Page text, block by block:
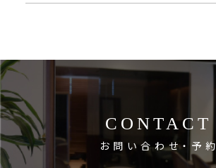
CONTACT
お問い合わせ・予約